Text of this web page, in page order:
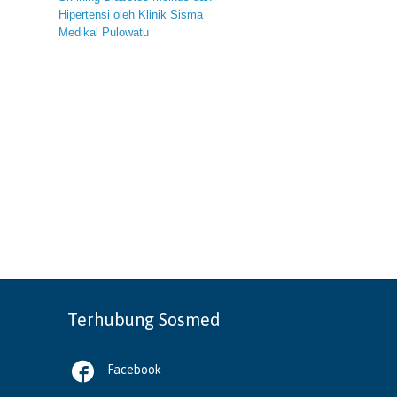
Hipertensi oleh Klinik Sisma
Medikal Pulowatu
Terhubung Sosmed
 Facebook